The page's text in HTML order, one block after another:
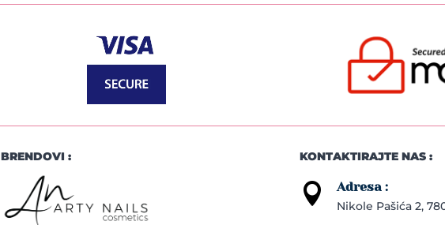
BRENDOVI : KONTAKTIRAJTE NAS :
 Adresa :
Nikole Pašića 2,